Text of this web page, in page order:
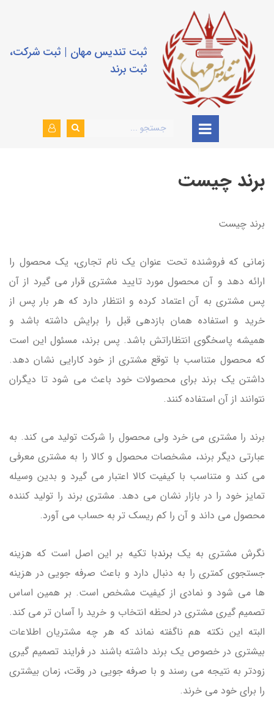
ثبت تندیس مهان | ثبت شرکت،
ثبت برند
برند چیست
برند چیست
زمانی که فروشنده تحت عنوان یک نام تجاری، یک محصول را
ارائه دهد و آن محصول مورد تایید مشتری قرار می گیرد از آن
پس مشتری به آن اعتماد کرده و انتظار دارد که هر بار پس از
خرید و استفاده همان بازدهی قبل را برایش داشته باشد و
همیشه پاسخگوی انتظاراتش باشد. پس برند، مسئول این است
که محصول متناسب با توقع مشتری از خود کارایی نشان دهد.
داشتن یک برند برای محصولات خود باعث می شود تا دیگران
نتوانند از آن استفاده کنند.
برند را مشتری می خرد ولی محصول را شرکت تولید می کند. به
عبارتی دیگر برند، مشخصات محصول و کالا را به مشتری معرفی
می کند و متناسب با کیفیت کالا اعتبار می گیرد و بدین وسیله
تمایز خود را در بازار نشان می دهد. مشتری برند را تولید کننده
محصول می داند و آن را کم ریسک تر به حساب می آورد.
نگرش مشتری به یک برندبا تکیه بر این اصل است که هزینه
جستجوی کمتری را به دنبال دارد و باعث صرفه جویی در هزینه
ها می شود و نمادی از کیفیت مشخص است. بر همین اساس
تصمیم گیری مشتری در لحظه انتخاب و خرید را آسان تر می کند.
البته این نکته هم ناگفته نماند که هر چه مشتریان اطلاعات
بیشتری در خصوص یک برند داشته باشند در فرایند تصمیم گیری
زودتر به نتیجه می رسند و با صرفه جویی در وقت، زمان بیشتری
را برای خود می خرند.